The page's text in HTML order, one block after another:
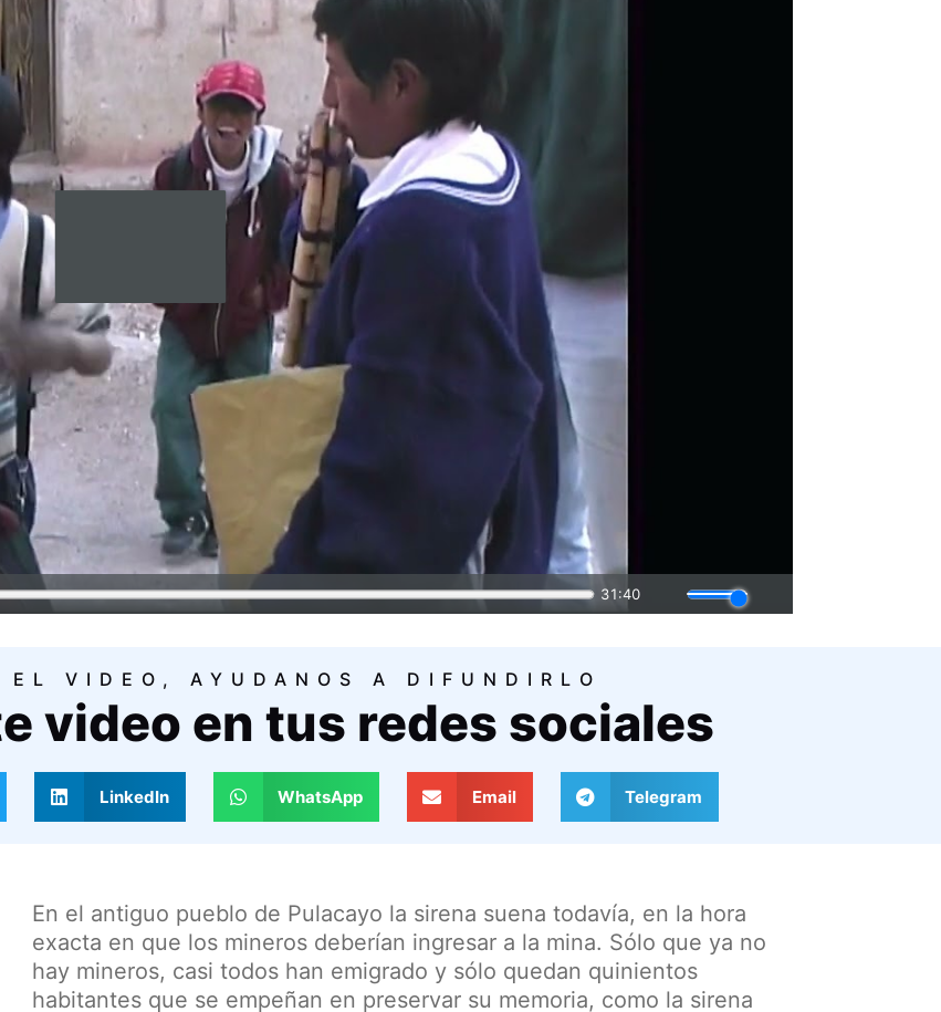
VIDEO, AYUDANOS A DIFUNDIRLO
video en tus redes sociales
LinkedIn WhatsApp Email Telegram
En el antiguo pueblo de Pulacayo la sirena suena todavía, en la hora
exacta en que los mineros deberían ingresar a la mina. Sólo que ya no
hay mineros, casi todos han emigrado y sólo quedan quinientos
habitantes que se empeñan en preservar su memoria, como la sirena